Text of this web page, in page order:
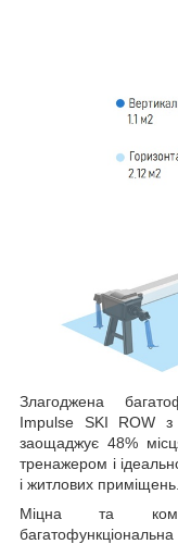
Злагоджена
Impulse SKI ROW з
заощаджує 48%
тренажером і
і житлових приміщень.
Міцна та